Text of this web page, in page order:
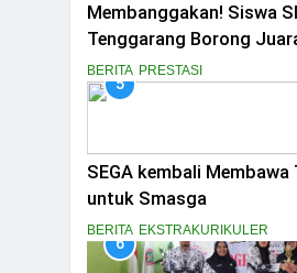
Membanggakan! Siswa
Tenggarang Borong
dan LDBI Kabupaten
BERITA PRESTASI
5
SEGA kembali
untuk Smasga
BERITA EKSTRAKURIKULER
6